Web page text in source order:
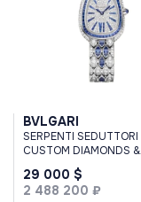
BVLGARI
SERPENTI SEDUTTORI
CUSTOM DIAMONDS &
SAPPHIRES
29 000 $
2 488 200 ₽